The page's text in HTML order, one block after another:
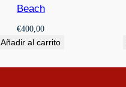
Beach
€400,00
Añadir al carrito